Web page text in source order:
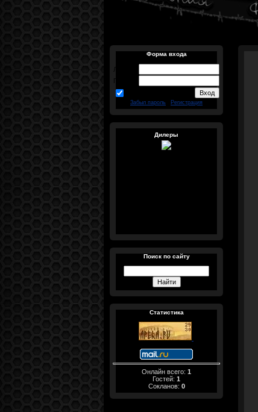
Форма входа
Логин:
Пароль:
Забыл пароль Регистрация
Дилеры
Поиск по сайту
Статистика
Онлайн всего: 1
Гостей: 1
Сокланов: 0